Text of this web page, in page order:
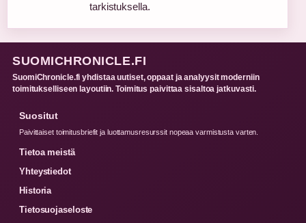
tarkistuksella.
SUOMICHRONICLE.FI
SuomiChronicle.fi yhdistaa uutiset, oppaat ja analyysit moderniin
toimitukselliseen layoutiin. Toimitus paivittaa sisaltoa jatkuvasti.
Suositut
Paivittaiset toimitusbriefit ja luottamusresurssit nopeaa varmistusta varten.
Tietoa meistä
Yhteystiedot
Historia
Tietosuojaseloste